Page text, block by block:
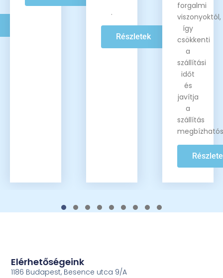
.
Részletek
forgalmi
viszonyoktól,
így
csökkenti
a
szállítási
időt
és
javítja
a
szállítás
1 2 3 4 5 6 7
Elérhetőségeink
1186 Budapest, Besence utca 9/A